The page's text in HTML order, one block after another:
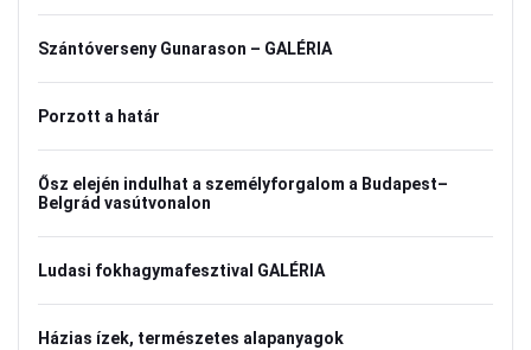
Szántóverseny Gunarason – GALÉRIA
Porzott a határ
Ősz elején indulhat a személyforgalom a Budapest–
Belgrád vasútvonalon
Ludasi fokhagymafesztival GALÉRIA
Házias ízek, természetes alapanyagok